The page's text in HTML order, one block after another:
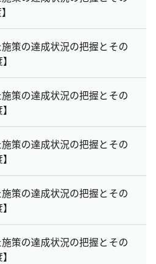
策の達成状況の把握とその
策の達成状況の把握とその
策の達成状況の把握とその
策の達成状況の把握とその
策の達成状況の把握とその